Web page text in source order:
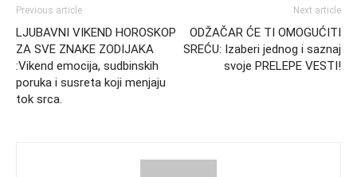
Previous article
LJUBAVNI VIKEND HOROSKOP
ZA SVE ZNAKE ZODIJAKA
:Vikend emocija, sudbinskih
poruka i susreta koji menjaju
tok srca.
Next article
ODŽAČAR ĆE TI OMOGUĆITI
SREĆU: Izaberi jednog i saznaj
svoje PRELEPE VESTI!